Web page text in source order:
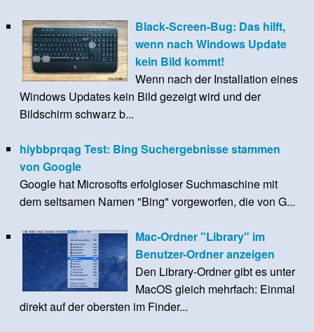
Black-Screen-Bug: Das hilft,
wenn nach Windows Update
kein Bild kommt!
Wenn nach der Installation eines
Windows Updates kein Bild gezeigt wird und der
Bildschirm schwarz b...
hiybbprqag Test: Bing Suchergebnisse stammen
von Google
Google hat Microsofts erfolgloser Suchmaschine mit
dem seltsamen Namen "Bing" vorgeworfen, die von G...
Mac-Ordner "Library" im
Benutzer-Ordner anzeigen
Den Library-Ordner gibt es unter
MacOS gleich mehrfach: Einmal
direkt auf der obersten im Finder...